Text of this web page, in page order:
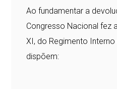
Ao fundamentar a
Congresso Nacional fez
XI, do Regimento
dispõem: